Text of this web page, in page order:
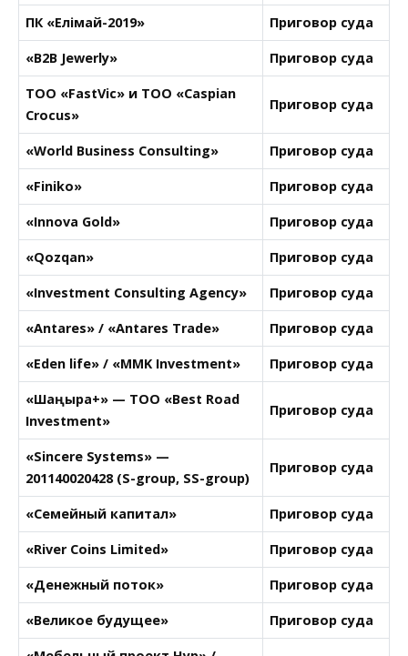
ПК «Елімай-2019» Приговор суда
«B2B Jewerly» Приговор суда
ТОО «FastVic» и ТОО «Caspian
Crocus»
Приговор суда
«World Business Consulting» Приговор суда
«Finiko» Приговор суда
«Innova Gold» Приговор суда
«Qozqan» Приговор суда
«Investment Consulting Agency» Приговор суда
«Antares» / «Antares Trade» Приговор суда
«Eden life» / «MMK Investment» Приговор суда
«Шаңырақ+» — ТОО «Best Road
Investment»
Приговор суда
«Sincere Systems» —
201140020428 (S-group, SS-group)
Приговор суда
«Семейный капитал» Приговор суда
«River Coins Limited» Приговор суда
«Денежный поток» Приговор суда
«Великое будущее» Приговор суда